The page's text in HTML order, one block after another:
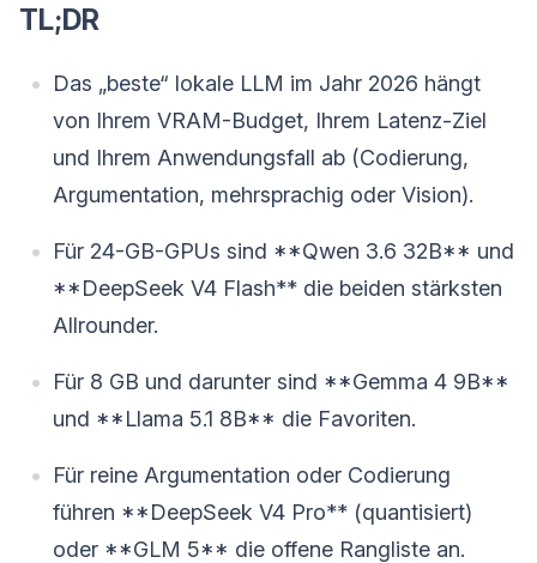
TL;DR
Das „beste“ lokale LLM im Jahr 2026 hängt
von Ihrem VRAM-Budget, Ihrem Latenz-Ziel
und Ihrem Anwendungsfall ab (Codierung,
Argumentation, mehrsprachig oder Vision).
Für 24-GB-GPUs sind **Qwen 3.6 32B** und
**DeepSeek V4 Flash** die beiden stärksten
Allrounder.
Für 8 GB und darunter sind **Gemma 4 9B**
und **Llama 5.1 8B** die Favoriten.
Für reine Argumentation oder Codierung
führen **DeepSeek V4 Pro** (quantisiert)
oder **GLM 5** die offene Rangliste an.